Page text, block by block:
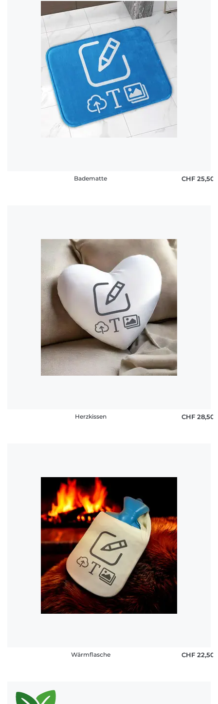
Badematte CHF 25,50
Herzkissen CHF 28,50
Wärmflasche CHF 22,50